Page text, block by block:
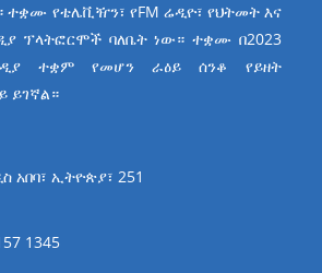
የቴሌቪዥን፣ የFM ሬዲዮ፣ የህትመት እና
ፕላትፎርሞች ባለቤት ነው። ተቋሙ በ2023
ተቋም የመሆን ራዕይ ሰንቆ የይዘት
ይገኛል።
አበባ፣ ኢትዮጵያ፣ 251
1345